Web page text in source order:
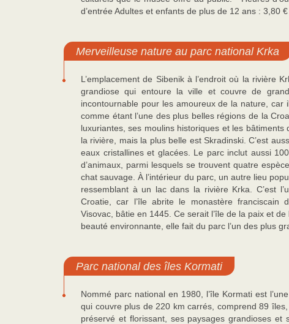
d’entrée Adultes et enfants de plus de 12 ans : 3,80
Merveilleuse nature au parc national Krka
L’emplacement de Sibenik à l’endroit où la rivière
grandiose qui entoure la ville et couvre de
incontournable pour les amoureux de la nature,
comme étant l’une des plus belles régions de la
luxuriantes, ses moulins historiques et les
la rivière, mais la plus belle est Skradinski. C’est
eaux cristallines et glacées. Le parc inclut aussi
d’animaux, parmi lesquels se trouvent quatre
chat sauvage. À l’intérieur du parc, un autre lieu
ressemblant à un lac dans la rivière Krka. C’est
Croatie, car l’île abrite le monastère franciscain
Visovac, bâtie en 1445. Ce serait l’île de la paix et
beauté environnante, elle fait du parc l’un des plus
Parc national des îles Kormati
Nommé parc national en 1980, l’île Kormati est
qui couvre plus de 220 km carrés, comprend 89
préservé et florissant, ses paysages grandioses